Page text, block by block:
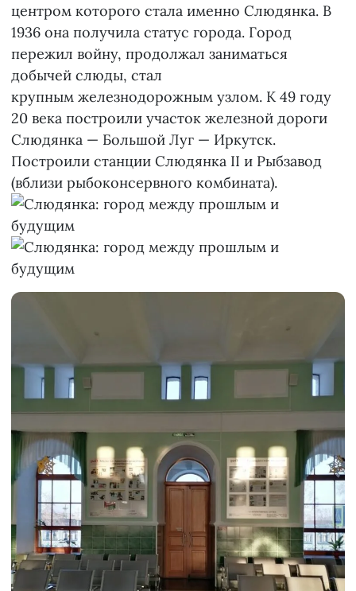
центром которого стала именно Слюдянка. В
1936 она получила статус города. Город
пережил войну, продолжал заниматься
добычей слюды, стал
крупным железнодорожным узлом. К 49 году
20 века построили участок железной дороги
Слюдянка — Большой Луг — Иркутск.
Построили станции Слюдянка II и Рыбзавод
(вблизи рыбоконсервного комбината).